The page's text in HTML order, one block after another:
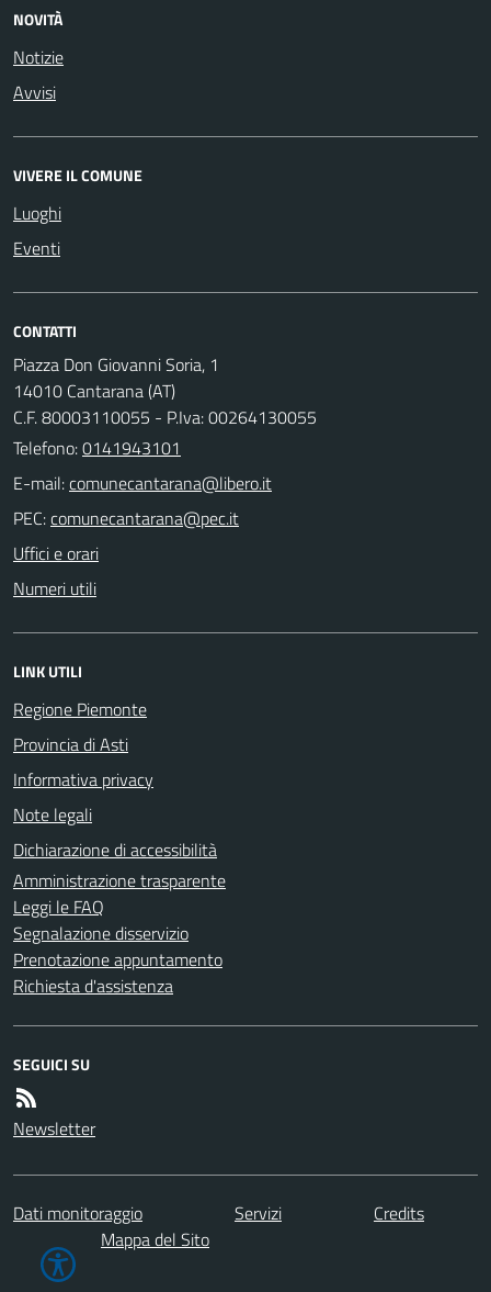
NOVITÀ
Notizie
Avvisi
VIVERE IL COMUNE
Luoghi
Eventi
CONTATTI
Piazza Don Giovanni Soria, 1
14010 Cantarana (AT)
C.F. 80003110055 - P.Iva: 00264130055
Telefono:0141943101
E-mail:
PEC:
Uffici e orari
Numeri utili
LINK UTILI
Regione Piemonte
Provincia di Asti
Informativa privacy
Note legali
Dichiarazione di accessibilità
Amministrazione trasparente
Leggi le FAQ
Segnalazione disservizio
Prenotazione appuntamento
Richiesta d'assistenza
SEGUICI SU
Newsletter
Dati monitoraggio Servizi
Credits
Mappa del Sito